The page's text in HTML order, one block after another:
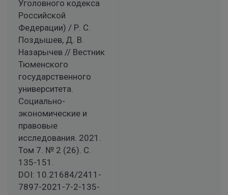
Уголовного кодекса
Российской
Федерации) / Р. С.
Поздышев, Д. В.
Назарычев // Вестник
Тюменского
государственного
университета.
Социально-
экономические и
правовые
исследования. 2021.
Том 7. № 2 (26). С.
135-151.
DOI: 10.21684/2411-
7897-2021-7-2-135-